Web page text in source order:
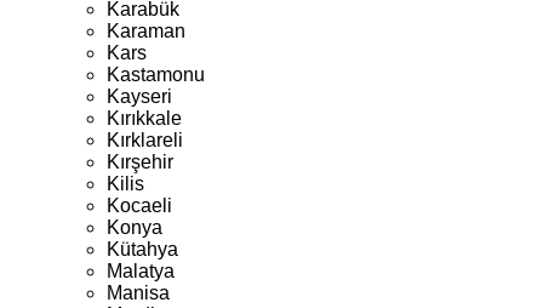
Karabük
Karaman
Kars
Kastamonu
Kayseri
Kırıkkale
Kırklareli
Kırşehir
Kilis
Kocaeli
Konya
Kütahya
Malatya
Manisa